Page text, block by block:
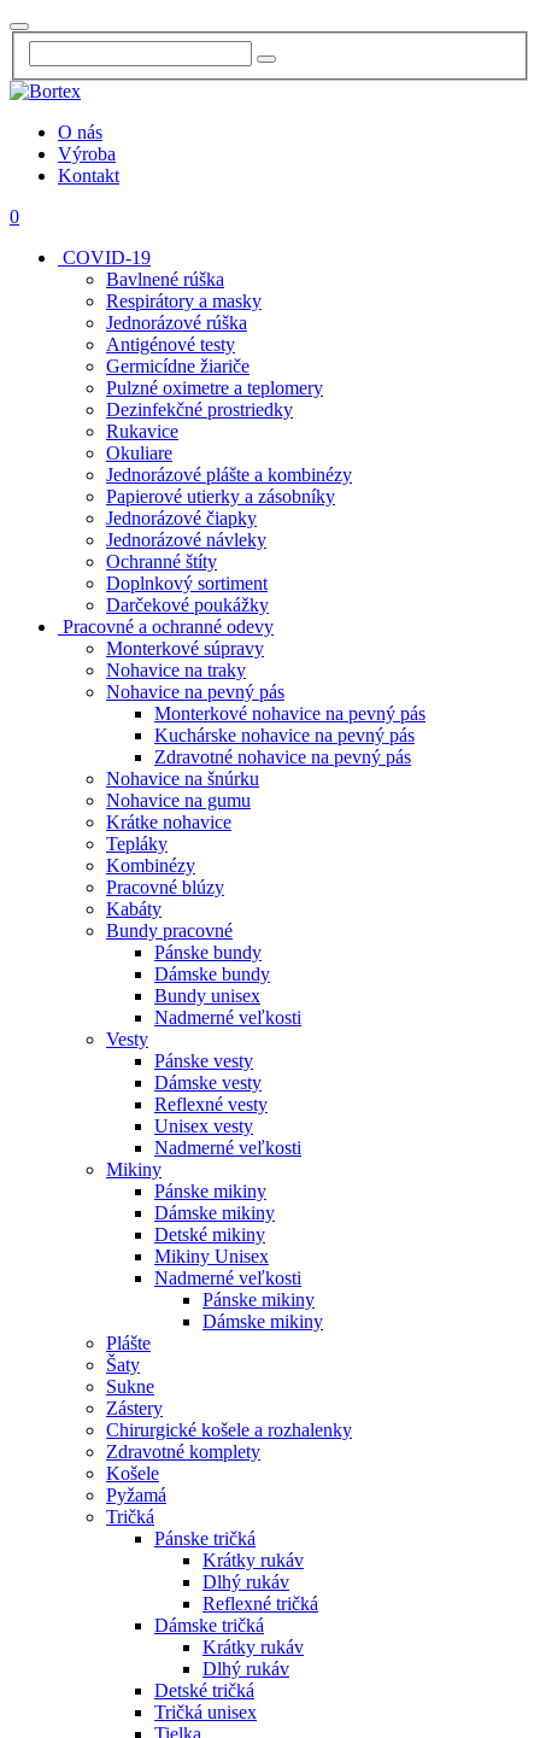
O nás
Výroba
Kontakt
0
COVID-19
Bavlnené rúška
Respirátory a masky
Jednorázové rúška
Antigénové testy
Germicídne žiariče
Pulzné oximetre a teplomery
Dezinfekčné prostriedky
Rukavice
Okuliare
Jednorázové plášte a kombinézy
Papierové utierky a zásobníky
Jednorázové čiapky
Jednorázové návleky
Ochranné štíty
Doplnkový sortiment
Darčekové poukážky
Pracovné a ochranné odevy
Monterkové súpravy
Nohavice na traky
Nohavice na pevný pás
Monterkové nohavice na pevný pás
Kuchárske nohavice na pevný pás
Zdravotné nohavice na pevný pás
Nohavice na šnúrku
Nohavice na gumu
Krátke nohavice
Tepláky
Kombinézy
Pracovné blúzy
Kabáty
Bundy pracovné
Pánske bundy
Dámske bundy
Bundy unisex
Nadmerné veľkosti
Vesty
Pánske vesty
Dámske vesty
Reflexné vesty
Unisex vesty
Nadmerné veľkosti
Mikiny
Pánske mikiny
Dámske mikiny
Detské mikiny
Mikiny Unisex
Nadmerné veľkosti
Pánske mikiny
Dámske mikiny
Plášte
Šaty
Sukne
Zástery
Chirurgické košele a rozhalenky
Zdravotné komplety
Košele
Pyžamá
Tričká
Pánske tričká
Krátky rukáv
Dlhý rukáv
Reflexné tričká
Dámske tričká
Krátky rukáv
Dlhý rukáv
Detské tričká
Tričká unisex
Tielka